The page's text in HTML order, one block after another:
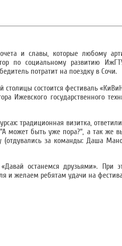
и славы, которые любому
по социальному развитию
потратит на поездку в Сочи.
состоится фестиваль
государственного
традиционная визитка,
может быть уже пора?", а так же
(отдувались за команды: Даша
останемся друзьями». При
и желаем ребятам удачи на